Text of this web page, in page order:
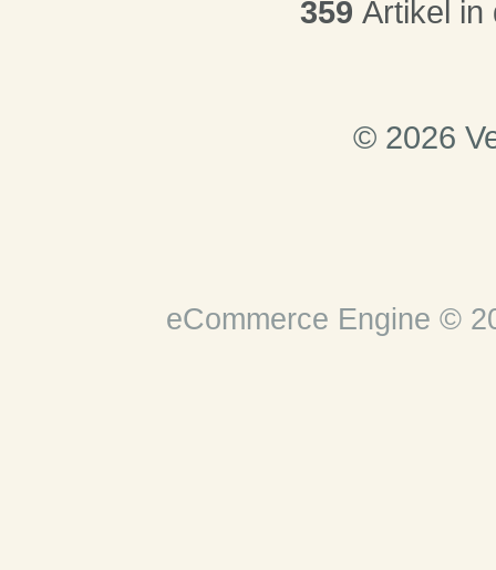
359 Artikel in
© 2026
eCommerce Engine ©